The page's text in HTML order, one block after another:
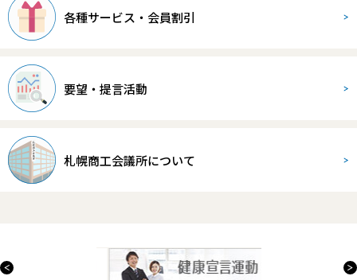
各種サービス・会員割引
要望・提言活動
札幌商工会議所について